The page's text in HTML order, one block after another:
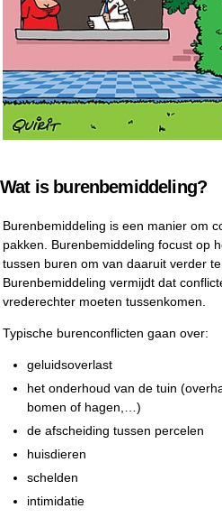
Wat is burenbemiddeling?
Burenbemiddeling is een manier om
pakken. Burenbemiddeling focust op
tussen buren om van daaruit verder
Burenbemiddeling vermijdt dat
vrederechter moeten tussenkomen.
Typische burenconflicten gaan over:
geluidsoverlast
het onderhoud van de tuin
bomen of hagen,…)
de afscheiding tussen percelen
huisdieren
schelden
intimidatie